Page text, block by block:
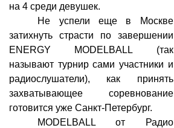
на 4 среди девушек.
Не успели еще в Москве
затихнуть страсти по завершении
ENERGY MODELBALL (так
называют турнир сами участники и
радиослушатели), как принять
захватывающее соревнование
готовится уже Санкт-Петербург.
MODELBALL от Радио